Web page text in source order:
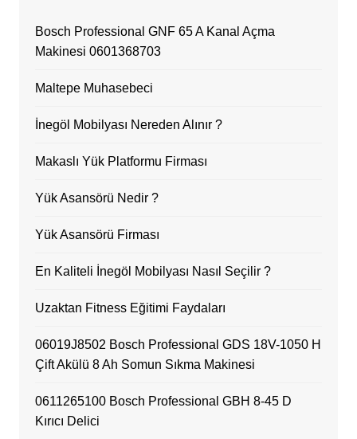
Bosch Professional GNF 65 A Kanal Açma
Makinesi 0601368703
Maltepe Muhasebeci
İnegöl Mobilyası Nereden Alınır ?
Makaslı Yük Platformu Firması
Yük Asansörü Nedir ?
Yük Asansörü Firması
En Kaliteli İnegöl Mobilyası Nasıl Seçilir ?
Uzaktan Fitness Eğitimi Faydaları
06019J8502 Bosch Professional GDS 18V-1050 H
Çift Akülü 8 Ah Somun Sıkma Makinesi
0611265100 Bosch Professional GBH 8-45 D
Kırıcı Delici